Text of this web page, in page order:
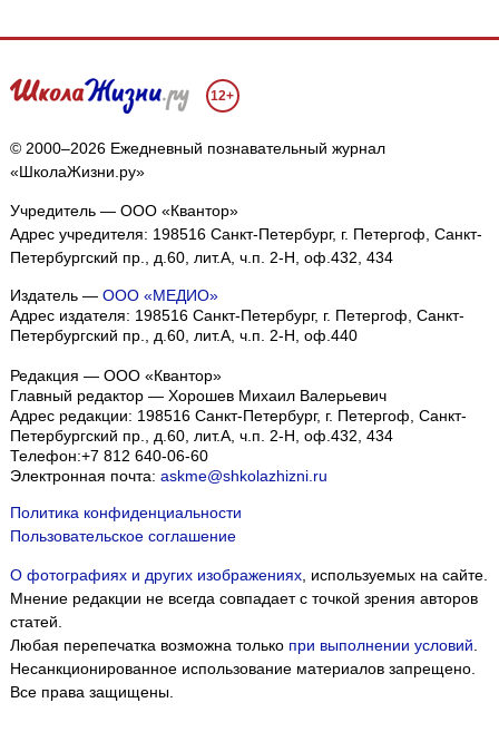
12+
© 2000–2026 Ежедневный познавательный журнал
«ШколаЖизни.ру»
Учредитель — ООО «Квантор»
Адрес учредителя: 198516 Санкт-Петербург, г. Петергоф, Санкт-
Петербургский пр., д.60, лит.А, ч.п. 2-Н, оф.432, 434
Издатель — ООО «МЕДИО»
Адрес издателя: 198516 Санкт-Петербург, г. Петергоф, Санкт-
Петербургский пр., д.60, лит.А, ч.п. 2-Н, оф.440
Редакция — ООО «Квантор»
Главный редактор — Хорошев Михаил Валерьевич
Адрес редакции: 198516 Санкт-Петербург, г. Петергоф, Санкт-
Петербургский пр., д.60, лит.А, ч.п. 2-Н, оф.432, 434
Телефон:+7 812 640-06-60
Электронная почта: askme@shkolazhizni.ru
Политика конфиденциальности
Пользовательское соглашение
О фотографиях и других изображениях, используемых на сайте.
Мнение редакции не всегда совпадает с точкой зрения авторов
статей.
Любая перепечатка возможна только при выполнении условий.
Несанкционированное использование материалов запрещено.
Все права защищены.